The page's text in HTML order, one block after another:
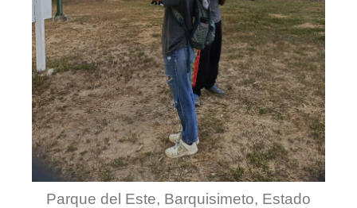
Parque del Este, Barquisimeto, Estado